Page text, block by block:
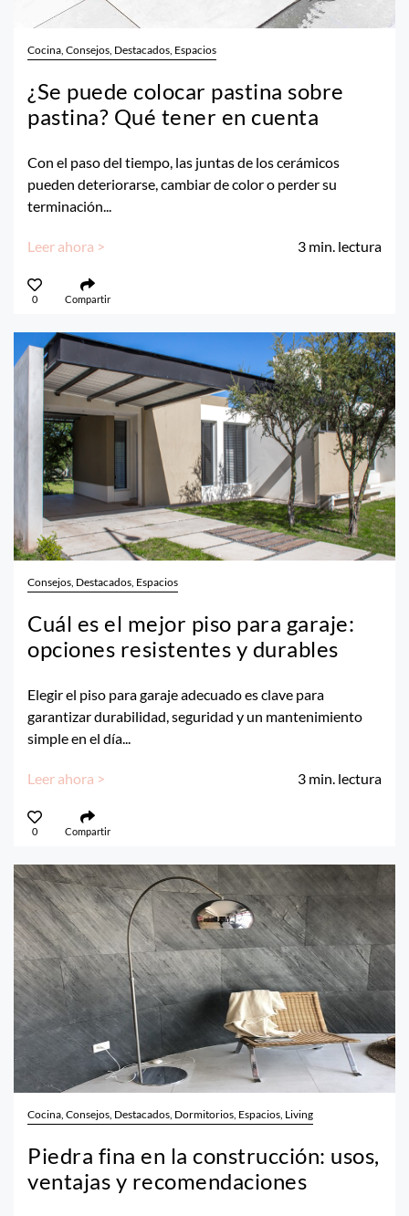
Cocina, Consejos, Destacados, Espacios
¿Se puede colocar pastina sobre
pastina? Qué tener en cuenta
Con el paso del tiempo, las juntas de los cerámicos
pueden deteriorarse, cambiar de color o perder su
terminación...
Leer ahora > 3 min. lectura
0 Compartir
Consejos, Destacados, Espacios
Cuál es el mejor piso para garaje:
opciones resistentes y durables
Elegir el piso para garaje adecuado es clave para
garantizar durabilidad, seguridad y un mantenimiento
simple en el día...
Leer ahora > 3 min. lectura
0 Compartir
Cocina, Consejos, Destacados, Dormitorios, Espacios, Living
Piedra fina en la construcción: usos,
ventajas y recomendaciones